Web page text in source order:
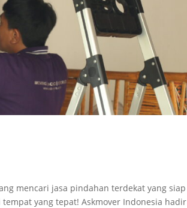
mencari jasa pindahan terdekat yang siap
yang tepat! Askmover Indonesia hadir